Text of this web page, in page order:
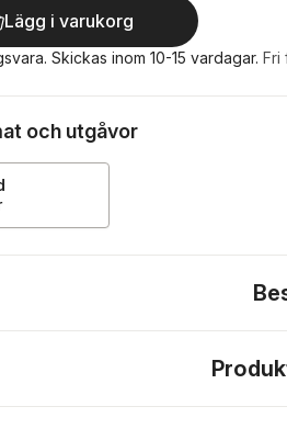
Lägg i varukorg
Skickas inom 10-15 vardagar. Fri
och utgåvor